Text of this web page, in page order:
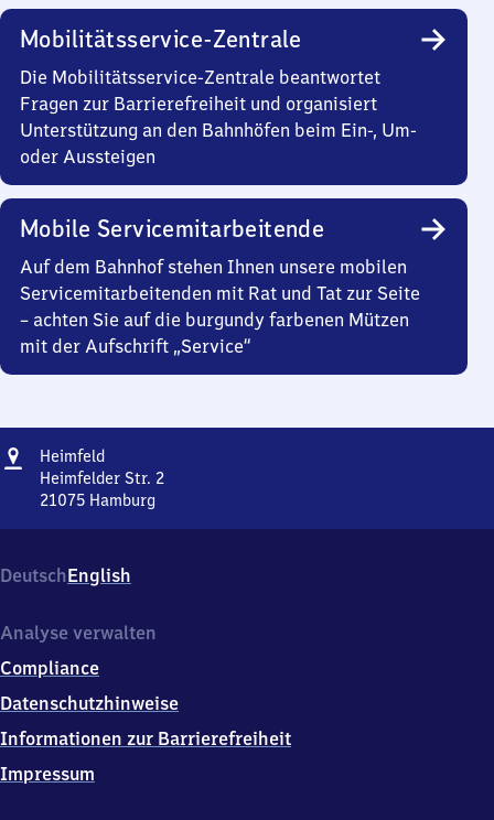
Mobilitätsservice-Zentrale
Die Mobilitätsservice-Zentrale beantwortet
Fragen zur Barrierefreiheit und organisiert
Unterstützung an den Bahnhöfen beim Ein-, Um-
oder Aussteigen
Mobile Servicemitarbeitende
Auf dem Bahnhof stehen Ihnen unsere mobilen
Servicemitarbeitenden mit Rat und Tat zur Seite
– achten Sie auf die burgundy farbenen Mützen
mit der Aufschrift „Service“
Adresse
HeimfeldHeimfeld
Heimfelder Str. 2
21075 Hamburg
Str.
2,
1
7
5
DeutschEnglish
Analyse verwalten
Compliance
Datenschutzhinweise
Informationen zur Barrierefreiheit
Impressum